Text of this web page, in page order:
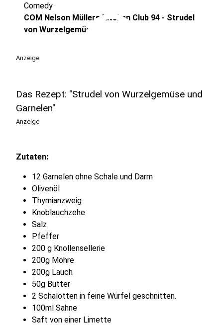
play_circle
Comedy
COM Nelson Müllers Kitchen Club 94 - Strudel
von Wurzelgemüs
Anzeige
Das Rezept: "Strudel von Wurzelgemüse und
Garnelen"
Anzeige
Zutaten:
12 Garnelen ohne Schale und Darm
Olivenöl
Thymianzweig
Knoblauchzehe
Salz
Pfeffer
200 g Knollensellerie
200g Möhre
200g Lauch
50g Butter
2 Schalotten in feine Würfel geschnitten.
100ml Sahne
Saft von einer Limette